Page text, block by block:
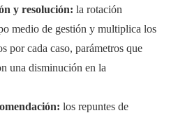
y resolución: la rotación
medio de gestión y multiplica los
por cada caso, parámetros que
una disminución en la
los repuntes de